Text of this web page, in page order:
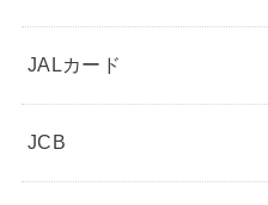
JALカード
JCB